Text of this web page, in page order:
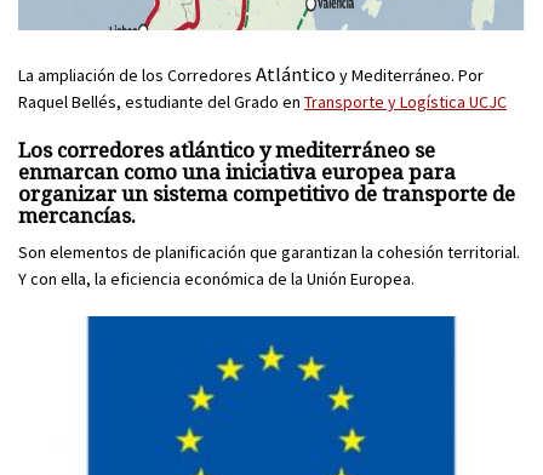
La ampliación de los Corredores Atlántico y Mediterráneo. Por
Raquel Bellés, estudiante del Grado en Transporte y Logística UCJC
Los corredores atlántico y mediterráneo se
enmarcan como una iniciativa europea para
organizar un sistema competitivo de transporte de
mercancías.
Son elementos de planificación que garantizan la cohesión territorial.
Y con ella, la eficiencia económica de la Unión Europea.